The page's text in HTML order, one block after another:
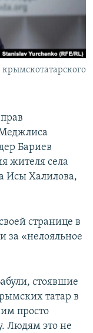
Бариев
жителя села
Исы Халилова,
странице в
за «нелояльное
стоявшие
татар в
просто
Людям это не